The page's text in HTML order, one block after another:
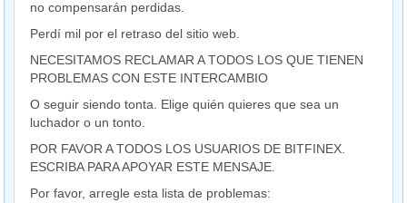
no compensarán perdidas.
Perdí mil por el retraso del sitio web.
NECESITAMOS RECLAMAR A TODOS LOS QUE TIENEN
PROBLEMAS CON ESTE INTERCAMBIO
O seguir siendo tonta. Elige quién quieres que sea un
luchador o un tonto.
POR FAVOR A TODOS LOS USUARIOS DE BITFINEX.
ESCRIBA PARA APOYAR ESTE MENSAJE.
Por favor, arregle esta lista de problemas: